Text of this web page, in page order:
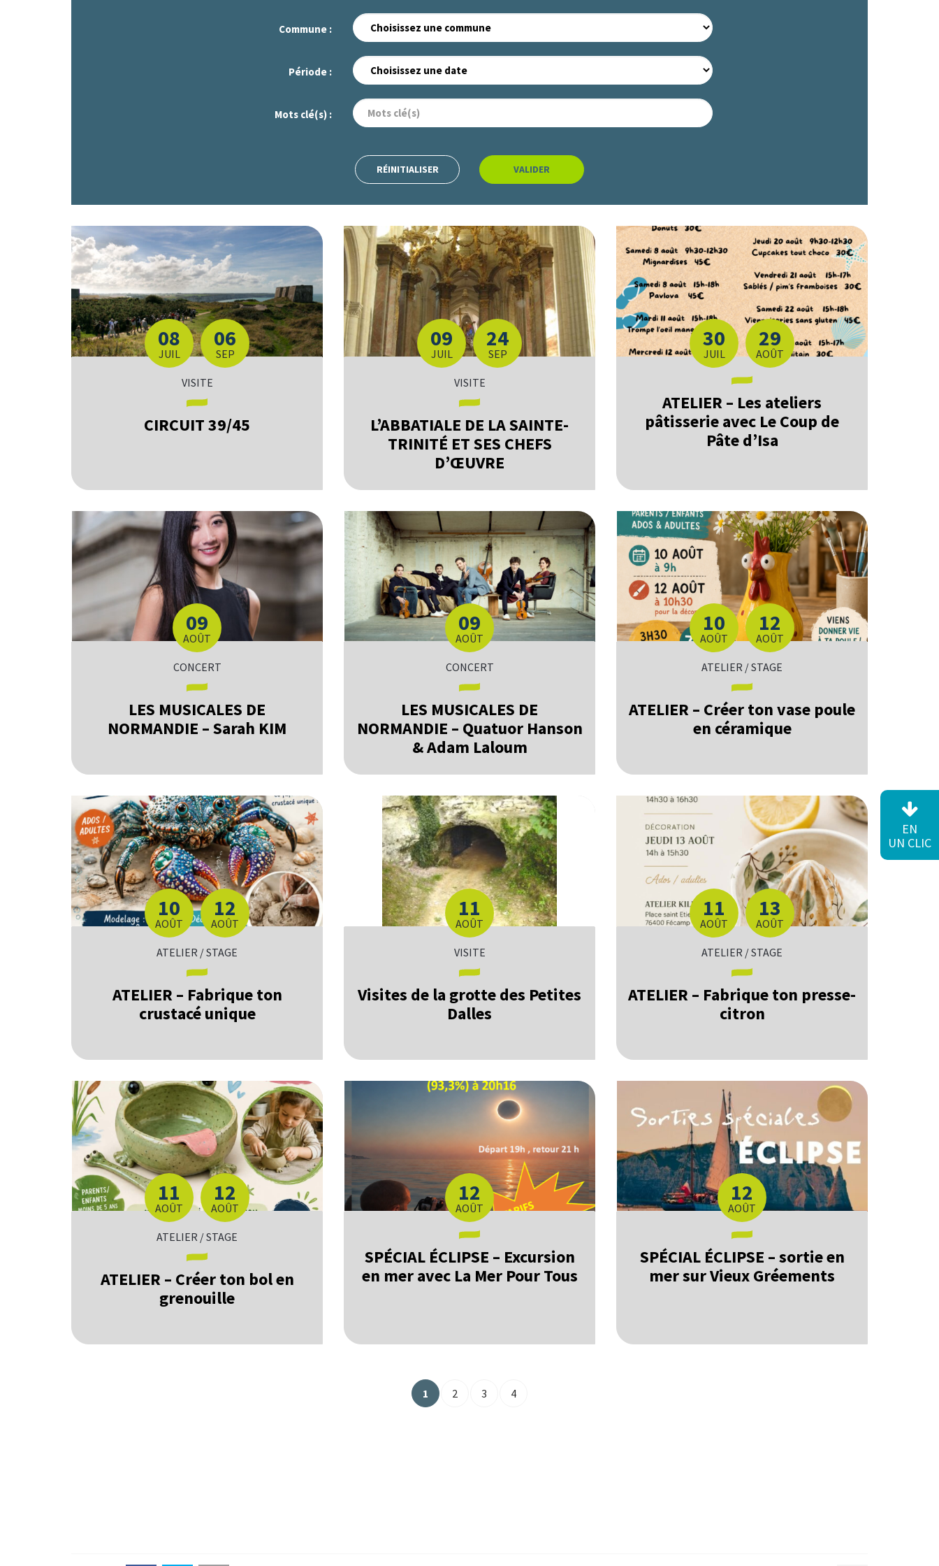
EN
UN CLIC
Commune :
Période :
Mots clé(s) :
RÉINITIALISER VALIDER
VISITE
CIRCUIT 39/45
DU
08
JUIL LETAU 06
SEPTEMBRE
VISITE
L’ABBATIALE DE LA SAINTE-
TRINITÉ ET SES CHEFS
D’ŒUVRE
DU
09
JUIL LETAU 24
SEPTEMBRE
ATELIER – Les ateliers
pâtisserie avec Le Coup de
Pâte d’Isa
DU
30
JUIL LETAU 29
AOÛT
CONCERT
LES MUSICALES DE
NORMANDIE – Sarah KIM
LE
09
AOÛT
CONCERT
LES MUSICALES DE
NORMANDIE – Quatuor Hanson
& Adam Laloum
LE
09
AOÛT
ATELIER / STAGE
ATELIER – Créer ton vase poule
en céramique
DU
10
AOÛT AU 12
AOÛT
ATELIER / STAGE
ATELIER – Fabrique ton
crustacé unique
DU
10
AOÛT AU 12
AOÛT
VISITE
Visites de la grotte des Petites
Dalles
LE
11
AOÛT
ATELIER / STAGE
ATELIER – Fabrique ton presse-
citron
DU
11
AOÛT AU 13
AOÛT
ATELIER / STAGE
ATELIER – Créer ton bol en
grenouille
DU
11
AOÛT AU 12
AOÛT
SPÉCIAL ÉCLIPSE – Excursion
en mer avec La Mer Pour Tous
LE
12
AOÛT
SPÉCIAL ÉCLIPSE – sortie en
mer sur Vieux Gréements
LE
12
AOÛT
1 2 3 4